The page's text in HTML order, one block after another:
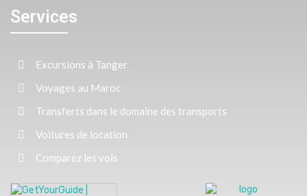
Services
Excursions à Tanger
Voyages au Maroc
Transferts dans le domaine des transports
Voitures de location
Comparez les vols